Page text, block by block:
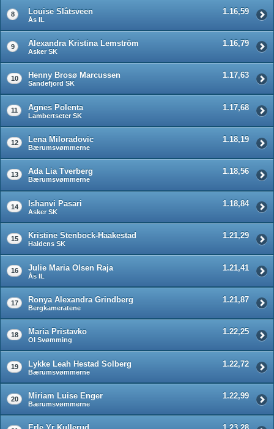
8 Louise Slåtsveen
Ås IL
1.16,59
9 Alexandra Kristina Lemström
Asker SK
1.16,79
10 Henny Brosø Marcussen
Sandefjord SK
1.17,63
11 Agnes Polenta
Lambertseter SK
1.17,68
12 Lena Miloradovic
Bærumsvømmerne
1.18,19
13 Ada Lia Tverberg
Bærumsvømmerne
1.18,56
14 Ishanvi Pasari
Asker SK
1.18,84
15 Kristine Stenbock-Haakestad
Haldens SK
1.21,29
16 Julie Maria Olsen Raja
Ås IL
1.21,41
17 Ronya Alexandra Grindberg
Bergkameratene
1.21,87
18 Maria Pristavko
OI Svømming
1.22,25
19 Lykke Leah Hestad Solberg
Bærumsvømmerne
1.22,72
20 Miriam Luise Enger
Bærumsvømmerne
1.22,99